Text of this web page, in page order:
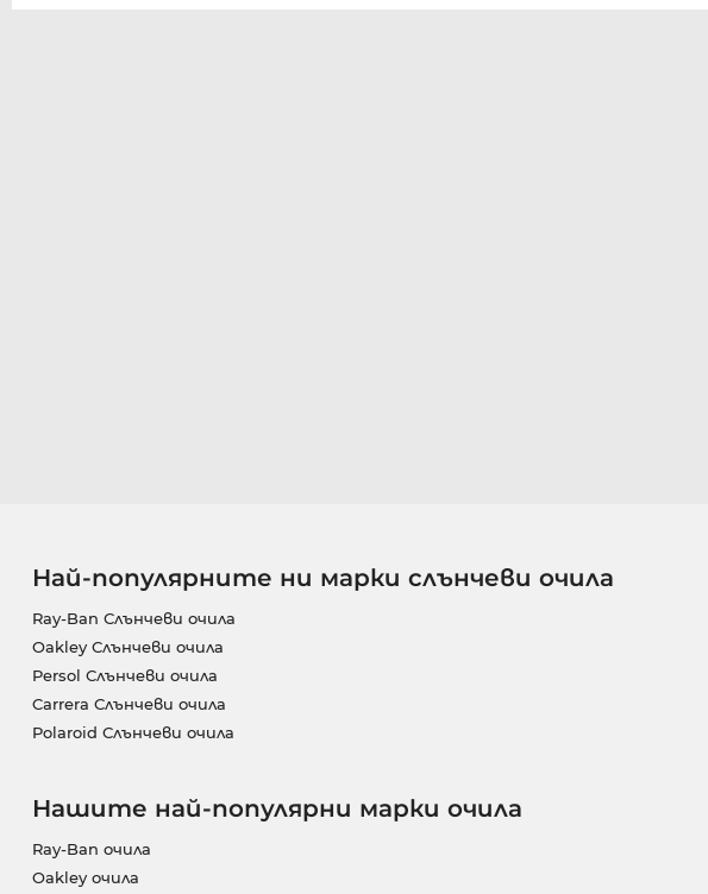
Най-популярните ни марки слънчеви очила
Ray-Ban Слънчеви очила
Oakley Слънчеви очила
Persol Слънчеви очила
Carrera Слънчеви очила
Polaroid Слънчеви очила
Нашите най-популярни марки очила
Ray-Ban очила
Oakley очила